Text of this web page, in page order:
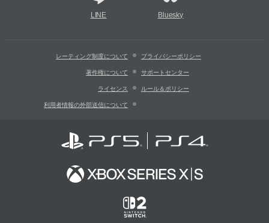
LINE Bluesky
レーティング制度について プライバシーポリシー
著作権について サポートセンター
ライセンス ルール＆ポリシー
利用者情報の外部送信について